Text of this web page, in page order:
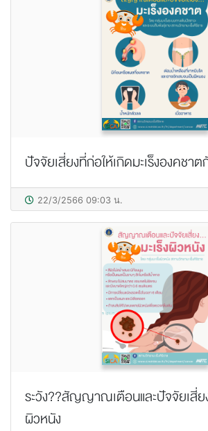
ปัจจัยเสี่ยงที่ก่อให้เกิดมะเร็งองคชา
22/3/2566 09:03 น.
ระวัง??สัญญาณเตือนและปัจจัยเสี่ยง
ผิวหนัง